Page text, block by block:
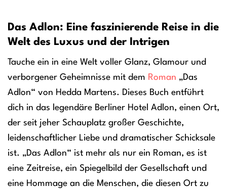
Das Adlon: Eine faszinierende Reise in die
Welt des Luxus und der Intrigen
Tauche ein in eine Welt voller Glanz, Glamour und
verborgener Geheimnisse mit dem Roman „Das
Adlon“ von Hedda Martens. Dieses Buch entführt
dich in das legendäre Berliner Hotel Adlon, einen Ort,
der seit jeher Schauplatz großer Geschichte,
leidenschaftlicher Liebe und dramatischer Schicksale
ist. „Das Adlon“ ist mehr als nur ein Roman, es ist
eine Zeitreise, ein Spiegelbild der Gesellschaft und
eine Hommage an die Menschen, die diesen Ort zu